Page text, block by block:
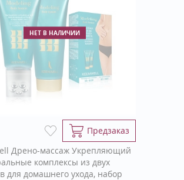
НЕТ В НАЛИЧИИ
Предзаказ
Дрено-массаж Укрепляющий
комплексы из двух
для домашнего ухода, набор